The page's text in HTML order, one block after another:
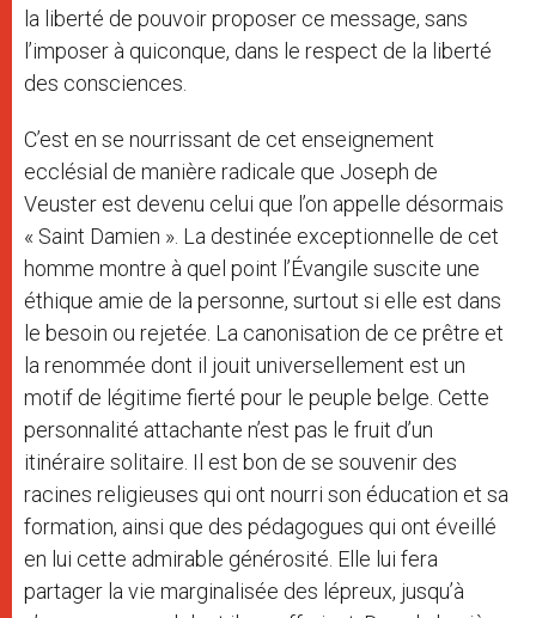
la liberté de pouvoir proposer ce message, sans
l’imposer à quiconque, dans le respect de la liberté
des consciences.
C’est en se nourrissant de cet enseignement
ecclésial de manière radicale que Joseph de
Veuster est devenu celui que l’on appelle désormais
« Saint Damien ». La destinée exceptionnelle de cet
homme montre à quel point l’Évangile suscite une
éthique amie de la personne, surtout si elle est dans
le besoin ou rejetée. La canonisation de ce prêtre et
la renommée dont il jouit universellement est un
motif de légitime fierté pour le peuple belge. Cette
personnalité attachante n’est pas le fruit d’un
itinéraire solitaire. Il est bon de se souvenir des
racines religieuses qui ont nourri son éducation et sa
formation, ainsi que des pédagogues qui ont éveillé
en lui cette admirable générosité. Elle lui fera
partager la vie marginalisée des lépreux, jusqu’à